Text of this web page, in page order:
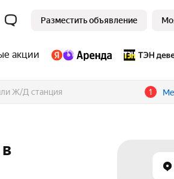
Разместить объявление
акции
1